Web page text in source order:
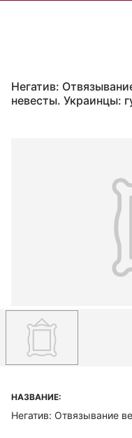
Негатив:
невесты. Украинцы:
НАЗВАНИЕ:
Негатив: Отвязывание